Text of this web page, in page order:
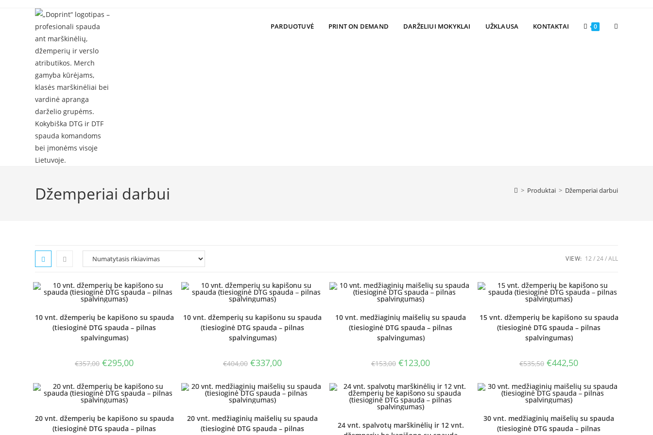
PARDUOTUVĖ PRINT ON DEMAND DARŽELIUI MOKYKLAI UŽKLAUSA KONTAKTAI 0 Toggle
Džemperiai darbui > Produktai > Džemperiai darbui
VIEW: 12 24 ALL
10 vnt. džemperių be kapišono su spauda
(tiesioginė DTG spauda – pilnas
spalvingumas)
€357,00 Original
price
€357,00.
€295,00Current
€295,00.
10 vnt. džemperių su kapišonu su spauda
(tiesioginė DTG spauda – pilnas
spalvingumas)
€404,00 Original
price
€404,00.
€337,00Current
10 vnt. medžiaginių maišelių su spauda
(tiesioginė DTG spauda – pilnas
spalvingumas)
€153,00 Original
price
€153,00.
€123,00Current
€123,00.
15 vnt. džemperių be kapišono su spauda
(tiesioginė DTG spauda – pilnas
spalvingumas)
€535,50 Original
price
€535,50.
€442,50Current
20 vnt. džemperių be kapišono su spauda
(tiesioginė DTG spauda – pilnas
20 vnt. medžiaginių maišelių su spauda
(tiesioginė DTG spauda – pilnas
24 vnt. spalvotų marškinėlių ir 12 vnt.
30 vnt. medžiaginių maišelių su spauda
(tiesioginė DTG spauda – pilnas